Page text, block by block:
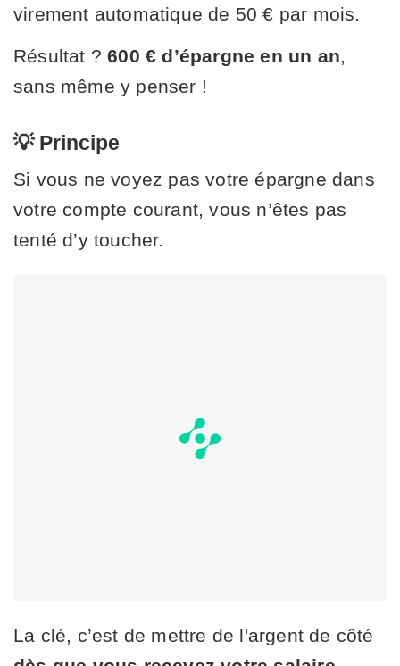
virement automatique de 50 € par mois.
Résultat ?600 € d’épargne en un an
sans même y penser !
💡 Principe
Si vous ne voyez pas votre épargne dans
votre compte courant, vous n’êtes pas
tenté d’y toucher.
La clé, c’est de mettre de l'argent de côté